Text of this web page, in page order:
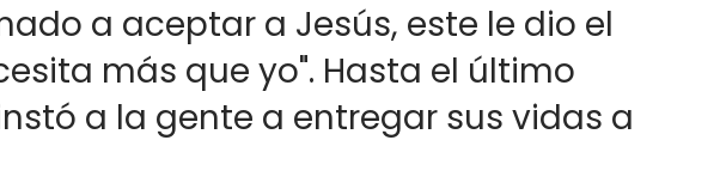
a aceptar a Jesús, este le dio el
más que yo". Hasta el último
a la gente a entregar sus vidas a